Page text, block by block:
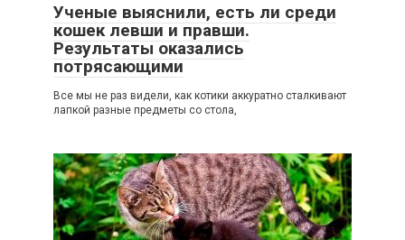
Ученые выяснили, есть ли среди
кошек левши и правши.
Результаты оказались
потрясающими
Все мы не раз видели, как котики аккуратно сталкивают
лапкой разные предметы со стола,